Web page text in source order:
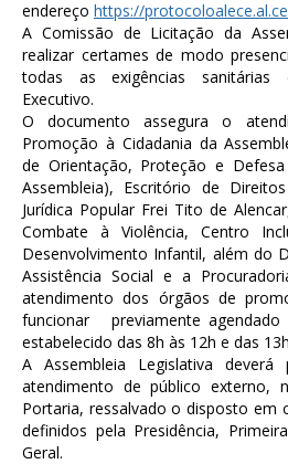
endereço https://
A Comissão de Licitação da
realizar certames de modo
todas as exigências sanitárias
Executivo.
O documento assegura o
Promoção à Cidadania da
de Orientação, Proteção e
Assembleia), Escritório de
Jurídica Popular Frei Tito de
Combate à Violência, Centro
Desenvolvimento Infantil, além do
Assistência Social e a
atendimento dos órgãos de
funcionar previamente
estabelecido das 8h às 12h e das
A Assembleia Legislativa deverá
atendimento de público externo,
Portaria, ressalvado o disposto em
definidos pela Presidência,
Geral.